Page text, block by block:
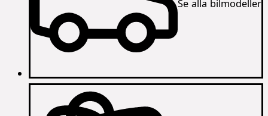
Se alla bilmodeller